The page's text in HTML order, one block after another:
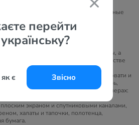
перейти
є Звісно
спальнями, большинство из
две комфортабельно оборудованные
кухня, столовая, спальня и ванная
тонах и богато декорированы, а
изысканность и роскошь. В большинстве
на бассейн или сад. Однокомнатная
установки дополнительной кровати и
машина, плита, кухонная утварь,
квартира с двумя спальнями. В номерах:
высокоскоростной доступ в
экраном и спутниковыми каналами,
халаты и тапочки, полотенца,
бумага.